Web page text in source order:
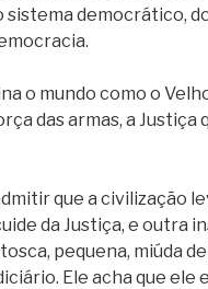
sistema democrático,
o mundo como o
das armas, a Justiça
que a civilização
da Justiça, e outra
pequena, miúda
Ele acha que ele